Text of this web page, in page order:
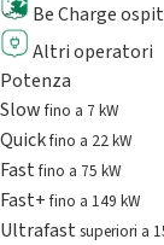
Be Charge
Altri operatori
Potenza
Slowfino a 7 kW
Quickfino a 22 kW
Fastfino a 75 kW
Fast+fino a 149 kW
Ultrafast superiori a